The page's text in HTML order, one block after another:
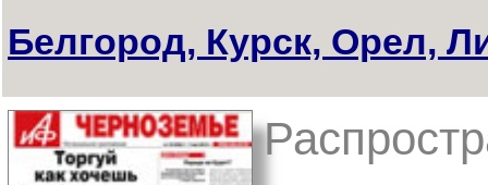
Белгород, Курск, Орел,